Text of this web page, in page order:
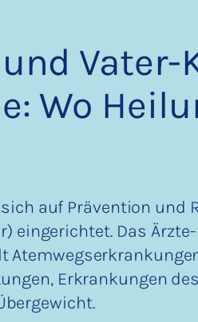
Vater-
Wo
auf Prävention und
eingerichtet. Das
Erkrankungen des